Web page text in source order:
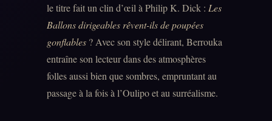
le titre fait un clin d’œil à Philip K. Dick : Les
Ballons dirigeables rêvent-ils de poupées
gonflables? Avec son style délirant, Berrouka
entraîne son lecteur dans des atmosphères
folles aussi bien que sombres, empruntant au
passage à la fois à l’Oulipo et au surréalisme.